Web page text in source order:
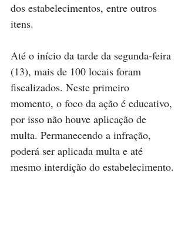
dos estabelecimentos, entre outros
itens.
Até o início da tarde da segunda-feira
(13), mais de 100 locais foram
fiscalizados. Neste primeiro
momento, o foco da ação é educativo,
por isso não houve aplicação de
multa. Permanecendo a infração,
poderá ser aplicada multa e até
mesmo interdição do estabelecimento.